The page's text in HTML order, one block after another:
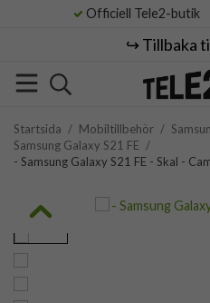
Officiell Tele2-butik
↪️ Tillbaka
Startsida / Mobiltillbehör /
Samsung Galaxy S21 FE /
- Samsung Galaxy S21 FE - Skal -